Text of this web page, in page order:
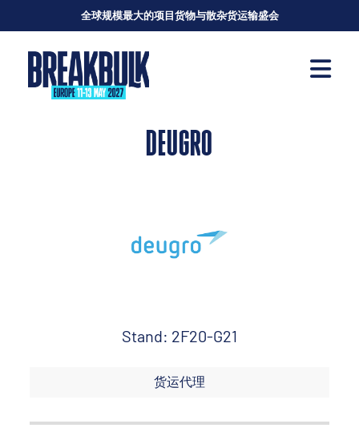
全球规模最大的项目货物与散杂货运输盛会
DEUGRO
Stand: 2F20-G21
货运代理